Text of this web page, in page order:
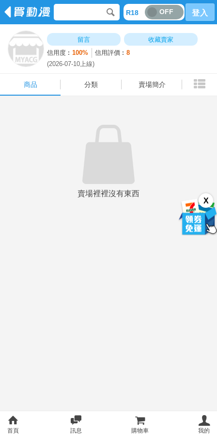
R18 OFF 登入
留言
收藏賣家
信用度︰100% 信用評價︰8
(2026-07-10上線)
商品 分類 賣場簡介
X
賣場裡裡沒有東西
商品 分類 賣場簡介
首頁 訊息 購物車 我的